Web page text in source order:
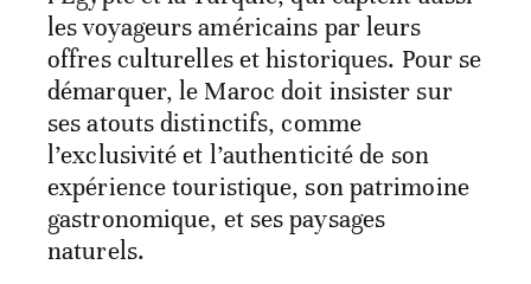
les voyageurs américains par leurs
offres culturelles et historiques. Pour se
démarquer, le Maroc doit insister sur
ses atouts distinctifs, comme
l’exclusivité et l’authenticité de son
expérience touristique, son patrimoine
gastronomique, et ses paysages
naturels.